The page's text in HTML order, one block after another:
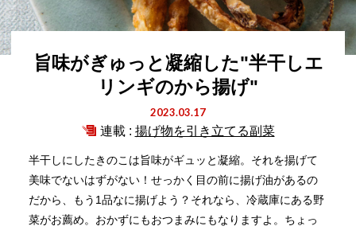
旨味がぎゅっと凝縮した"半干しエ
リンギのから揚げ"
2023.03.17
連載 : 揚げ物を引き立てる副菜
半干しにしたきのこは旨味がギュッと凝縮。それを揚げて
美味でないはずがない！せっかく目の前に揚げ油があるの
だから、もう1品なに揚げよう？それなら、冷蔵庫にある野
菜がお薦め。おかずにもおつまみにもなりますよ。ちょっ